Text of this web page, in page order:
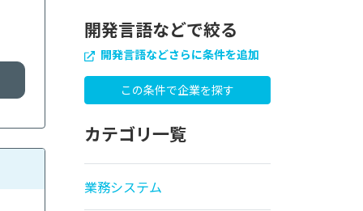
開発言語などで絞る
開発言語などさらに条件を追加
カテゴリ一覧
業務システム